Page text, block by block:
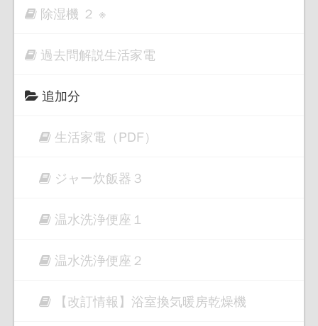
除湿機 ２ ※
過去問解説生活家電
追加分
生活家電（PDF）
ジャー炊飯器３
温水洗浄便座１
温水洗浄便座２
【改訂情報】浴室換気暖房乾燥機